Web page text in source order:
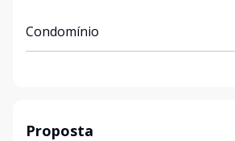
Condomínio
Proposta